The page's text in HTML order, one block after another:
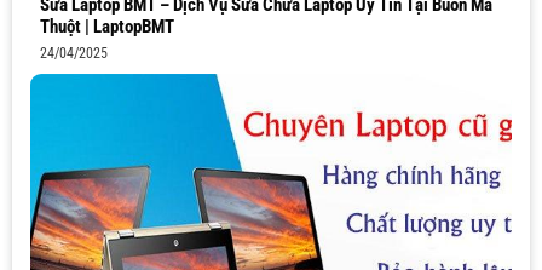
Sửa Laptop BMT – Dịch Vụ Sửa Chữa Laptop Uy Tín Tại Buôn Ma
Thuột | LaptopBMT
24/04/2025